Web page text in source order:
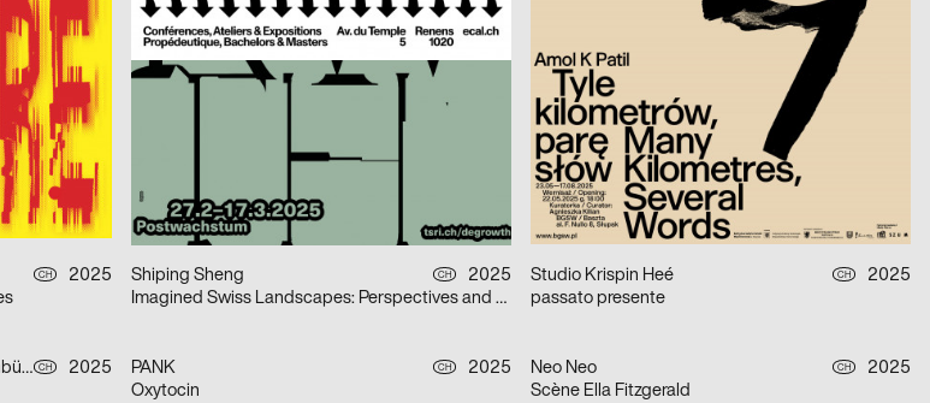
Der kleine Vampir
2025
Melissa Frongillo
7e Tourne-Films Festival Lausanne
2025
Double U
OFF OFFICE
Alf Lechner 100 – Materie Stahl
CH
2025
Shiping Sheng CH
2025
Imagined Swiss Landscapes: Perspectives and Edges in Image Collage
Studio Krispin Heé CH
2025
passato presente
Mauchle Isabelle, Felix Pfäffli, Brechbühl Erich CH
2025
PANK CH
2025
Oxytocin
Neo Neo CH
2025
Scène Ella Fitzgerald